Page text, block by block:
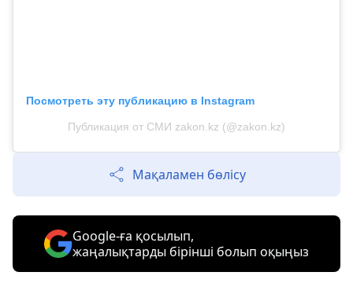
Посмотреть эту публикацию в Instagram
Публикация от СМИ zakon.kz (@zakon.kz)
Мақаламен бөлісу
Google-ға қосылып,
жаңалықтарды бірінші болып оқыңыз